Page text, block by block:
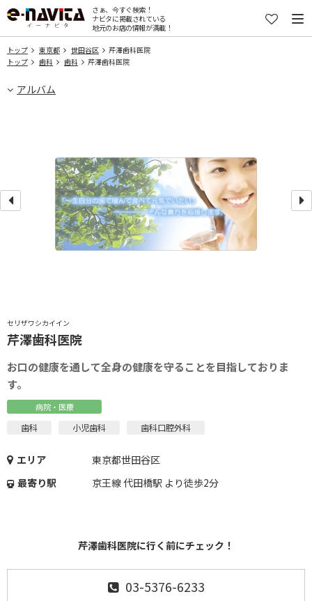
さぁ、今すぐ検索！
ナビタに掲載されている
地元のお店の情報が満載！
トップ 東京都 世田谷区
芹澤歯科医院
トップ
歯科 歯科 芹澤歯科医院
アルバム
セリザワシカイイン
芹澤歯科医院
お口の健康を通して全身の健康を守ることを目指しておりま
す。
病院・医療
歯科 小児歯科 歯科口腔外科
エリア
東京都世田谷区
最寄り駅
京王線 代田橋駅 より徒歩2分
芹澤歯科医院に行く前にチェック！
03-5376-6233